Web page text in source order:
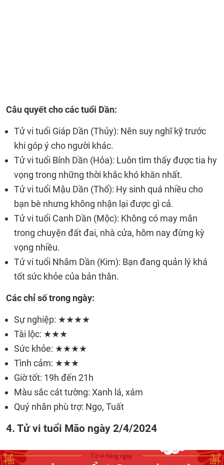
Câu quyết cho các tuổi Dần:
Tử vi tuổi Giáp Dần (Thủy): Nên suy nghĩ kỹ trước
khi góp ý cho người khác.
Tử vi tuổi Bính Dần (Hỏa): Luôn tìm thấy được tia hy
vọng trong những thời khắc khó khăn nhất.
Tử vi tuổi Mậu Dần (Thổ): Hy sinh quá nhiều cho
bạn bè nhưng không nhận lại được gì cả.
Tử vi tuổi Canh Dần (Mộc): Không có may mắn
trong chuyện đất đai, nhà cửa, hôm nay đừng kỳ
vọng nhiều.
Tử vi tuổi Nhâm Dần (Kim): Bạn đang quản lý khá
tốt sức khỏe của bản thân.
Các chỉ số trong ngày:
Sự nghiệp: ★★★★
Tài lộc: ★★★
Sức khỏe: ★★★★
Tình cảm: ★★★
Giờ tốt: 19h đến 21h
Màu sắc cát tường: Xanh lá, xám
Quý nhân phù trợ: Ngọ, Tuất
4. Tử vi tuổi Mão ngày 2/4/2024